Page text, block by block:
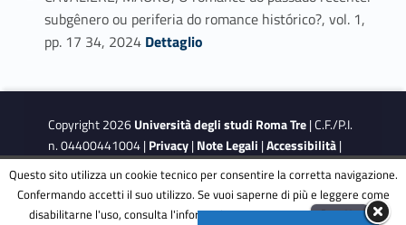
subgênero ou periferia do romance histórico?, vol. 1,
pp. 17 34, 2024 Link identifier #identifier_person_78037-9
Dettaglio
Copyright 2026Università degli studi Roma Tre| C.F./P.I.
n. 04400441004 |Privacy|Note Legali |Accessibilità|
Obiettivi di accessibilità
| Dichiarazione di accessibilità
This site is protected by reCAPTCHA and the GooglePrivacy
Questo sito utilizza un cookie tecnico per consentire la corretta navigazione.
Confermando accetti il suo utilizzo. Se vuoi saperne di più e leggere come
disabilitarne l'uso, consulta l'informativa estesa.ENG Accetta